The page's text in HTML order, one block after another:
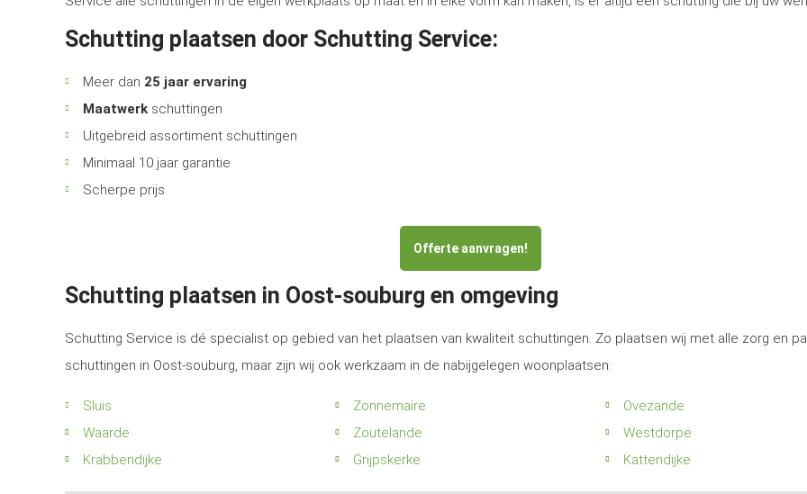
Schutting plaatsen door Schutting Service:
Meer dan 25 jaar ervaring
Maatwerk schuttingen
Uitgebreid assortiment schuttingen
Minimaal 10 jaar garantie
Scherpe prijs
Offerte aanvragen!
Schutting plaatsen in Oost-souburg en omgeving
Schutting Service is dé specialist op gebied van het plaatsen van kwaliteit schuttingen. Zo plaatsen wij met alle zorg en
schuttingen in Oost-souburg, maar zijn wij ook werkzaam in de nabijgelegen woonplaatsen:
Sluis Zonnemaire
Ovezande
Waarde
Zoutelande
Westdorpe
Krabbendijke
Grijpskerke Kattendijke